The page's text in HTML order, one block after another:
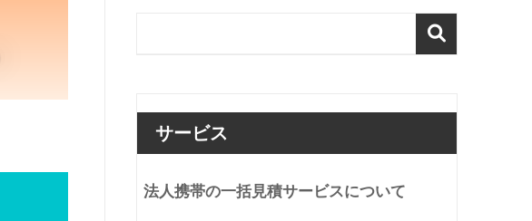
サービス
法人携帯の一括見積サービスについて